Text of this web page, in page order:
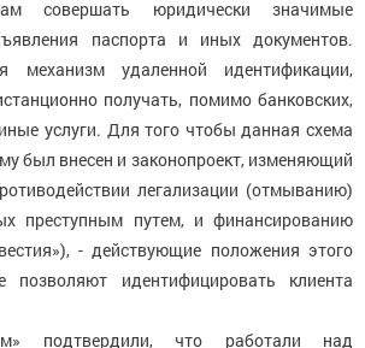
совершать юридически значимые
паспорта и иных документов.
механизм удаленной идентификации,
получать, помимо банковских,
услуги. Для того чтобы данная схема
был внесен и законопроект, изменяющий
легализации (отмыванию)
преступным путем, и финансированию
- действующие положения этого
позволяют идентифицировать клиента
подтвердили, что работали над